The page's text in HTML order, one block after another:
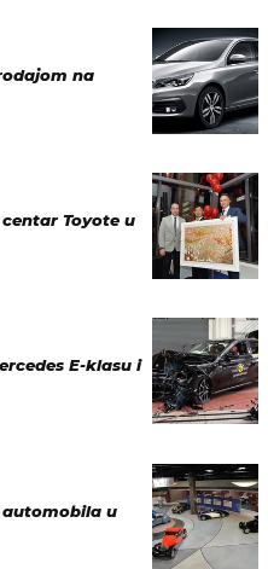
na
Toyote u
E-klasu i
u